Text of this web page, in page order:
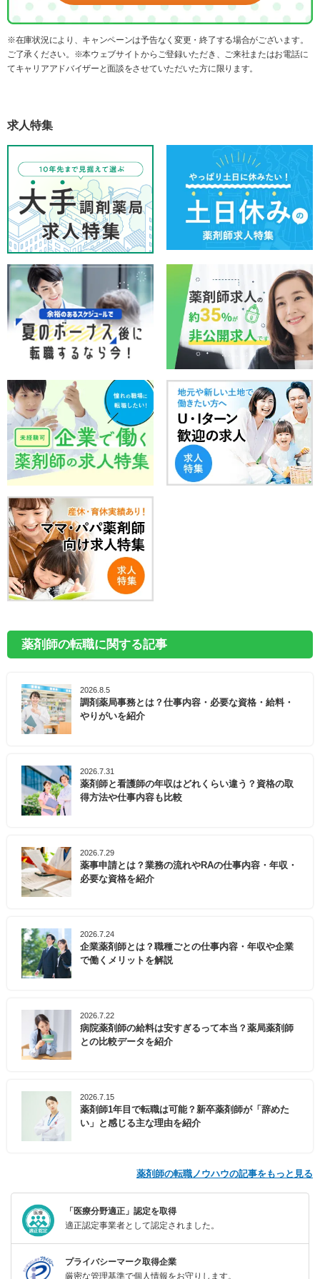
※在庫状況により、キャンペーンは予告なく変更・終了する場合がございます。
ご了承ください。※本ウェブサイトからご登録いただき、ご来社またはお電話に
てキャリアアドバイザーと面談をさせていただいた方に限ります。
求人特集
薬剤師の転職に関する記事
2026.8.5
調剤薬局事務とは？仕事内容・必要な資格・給料・
やりがいを紹介
2026.7.31
薬剤師と看護師の年収はどれくらい違う？資格の取
得方法や仕事内容も比較
2026.7.29
薬事申請とは？業務の流れやRAの仕事内容・年収・
必要な資格を紹介
2026.7.24
企業薬剤師とは？職種ごとの仕事内容・年収や企業
で働くメリットを解説
2026.7.22
病院薬剤師の給料は安すぎるって本当？薬局薬剤師
との比較データを紹介
2026.7.15
薬剤師1年目で転職は可能？新卒薬剤師が「辞めた
い」と感じる主な理由を紹介
薬剤師の転職ノウハウの記事をもっと見る
「医療分野適正」認定を取得
適正認定事業者として認定されました。
プライバシーマーク取得企業
厳密な管理基準で個人情報をお守りします。